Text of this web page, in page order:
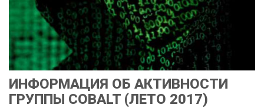
ИНФОРМАЦИЯ ОБ АКТИВНОСТИ
ГРУППЫ COBALT (ЛЕТО 2017)